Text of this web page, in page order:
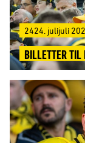
2424. julijuli
BILLETTER TIL